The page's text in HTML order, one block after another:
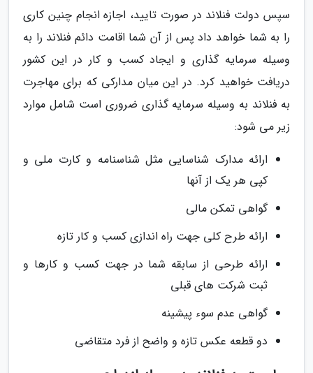
سپس دولت فنلاند در صورت تایید، اجازه انجام چنین کاری
را به شما خواهد داد پس از آن شما اقامت دائم فنلاند را به
وسیله سرمایه گذاری و ایجاد کسب و کار در این کشور
دریافت خواهید کرد. در این میان مدارکی که برای مهاجرت
به فنلاند به وسیله سرمایه گذاری ضروری است شامل موارد
زیر می شود:
ارائه مدارک شناسایی مثل شناسنامه و کارت ملی و
کپی هر یک از آنها
گواهی تمکن مالی
ارائه طرح کلی جهت راه اندازی کسب و کار تازه
ارائه طرحی از سابقه شما در جهت کسب و کارها و
ثبت شرکت های قبلی
گواهی عدم سوء پیشینه
دو قطعه عکس تازه و واضح از فرد متقاضی